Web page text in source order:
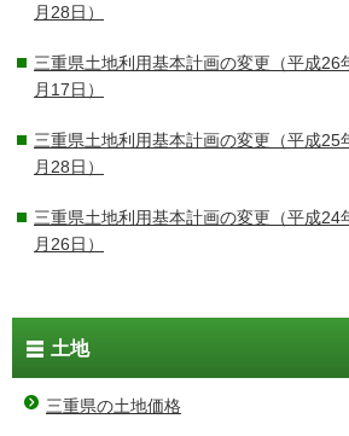
月28日）
三重県土地利用基本計画の変更（平成26
月17日）
三重県土地利用基本計画の変更（平成25
月28日）
三重県土地利用基本計画の変更（平成24
月26日）
土地
三重県の土地価格